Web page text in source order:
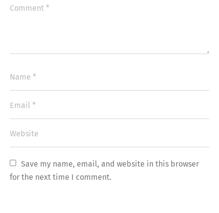
Save my name, email, and website in this browser
for the next time I comment.